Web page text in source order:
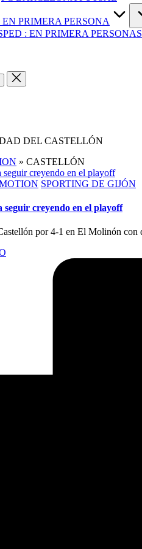
PRIMERA PERSONA
: EN PRIMERA PERSONA
DEL CASTELLÓN
» CASTELLÓN
SPORTING DE GIJÓN
creyendo en el playoff
por 4-1 en El Molinón con